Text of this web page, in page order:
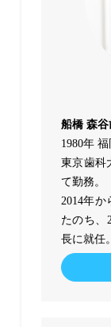
船橋 森
1980年
東京歯科
て勤務。
2014年
たのち、
長に就任。